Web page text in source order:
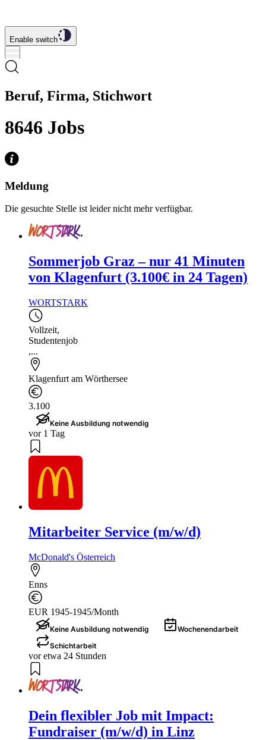
Enable switch
Beruf, Firma, Stichwort
8646 Jobs
Meldung
Die gesuchte Stelle ist leider nicht mehr verfügbar.
Sommerjob Graz – nur 41 Minuten
von Klagenfurt (3.100€ in 24 Tagen)
WORTSTARK
Vollzeit,
Studentenjob
,...
Klagenfurt am Wörthersee
3.100
Keine Ausbildung notwendig
vor 1 Tag
Mitarbeiter Service (m/w/d)
McDonald's Österreich
Enns
EUR 1945-1945/Month
Keine Ausbildung notwendig
Wochenendarbeit
Schichtarbeit
vor etwa 24 Stunden
Dein flexibler Job mit Impact:
Fundraiser (m/w/d) in Linz